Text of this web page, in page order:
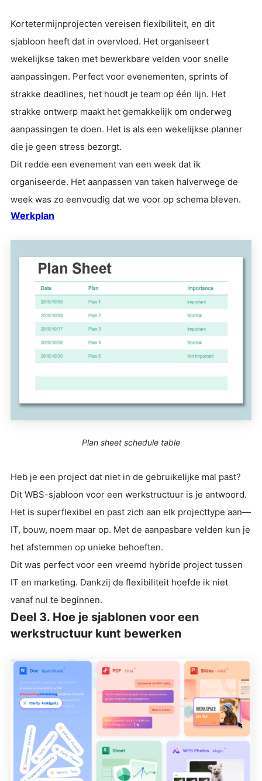
Kortetermijnprojecten vereisen flexibiliteit, en dit
sjabloon heeft dat in overvloed. Het organiseert
wekelijkse taken met bewerkbare velden voor snelle
aanpassingen. Perfect voor evenementen, sprints of
strakke deadlines, het houdt je team op één lijn. Het
strakke ontwerp maakt het gemakkelijk om onderweg
aanpassingen te doen. Het is als een wekelijkse planner
die je geen stress bezorgt.
Dit redde een evenement van een week dat ik
organiseerde. Het aanpassen van taken halverwege de
week was zo eenvoudig dat we voor op schema bleven.
Werkplan
Plan sheet schedule table
Heb je een project dat niet in de gebruikelijke mal past?
Dit WBS-sjabloon voor een werkstructuur is je antwoord.
Het is superflexibel en past zich aan elk projecttype aan—
IT, bouw, noem maar op. Met de aanpasbare velden kun je
het afstemmen op unieke behoeften.
Dit was perfect voor een vreemd hybride project tussen
IT en marketing. Dankzij de flexibiliteit hoefde ik niet
vanaf nul te beginnen.
Deel 3. Hoe je sjablonen voor een
werkstructuur kunt bewerken